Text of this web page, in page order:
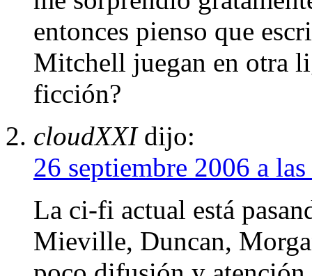
entonces pienso que
Mitchell juegan en otra
ficción?
cloudXXI dijo:
26 septiembre 2006 a
La ci-fi actual está
Mieville, Duncan,